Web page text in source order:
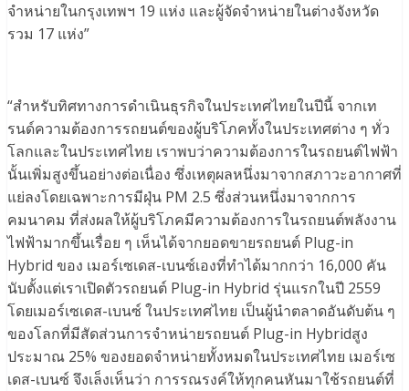
จำหน่ายในกรุงเทพฯ 19 แห่ง และผู้จัดจำหน่ายในต่างจังหวัด
รวม 17 แห่ง”
“สำหรับทิศทางการดำเนินธุรกิจในประเทศไทยในปีนี้ จากเท
รนด์ความต้องการรถยนต์ของผู้บริโภคทั้งในประเทศต่าง ๆ ทั่ว
โลกและในประเทศไทย เราพบว่าความต้องการในรถยนต์ไฟฟ้า
นั้นเพิ่มสูงขึ้นอย่างต่อเนื่อง ซึ่งเหตุผลหนึ่งมาจากสภาวะอากาศที่
แย่ลงโดยเฉพาะการมีฝุ่น PM 2.5 ซึ่งส่วนหนึ่งมาจากการ
คมนาคม ที่ส่งผลให้ผู้บริโภคมีความต้องการในรถยนต์พลังงาน
ไฟฟ้ามากขึ้นเรื่อย ๆ เห็นได้จากยอดขายรถยนต์ Plug-in
Hybrid ของ เมอร์เซเดส-เบนซ์เองที่ทำได้มากกว่า 16,000 คัน
นับตั้งแต่เราเปิดตัวรถยนต์ Plug-in Hybrid รุ่นแรกในปี 2559
โดยเมอร์เซเดส-เบนซ์ ในประเทศไทย เป็นผู้นำตลาดอันดับต้น ๆ
ของโลกที่มีสัดส่วนการจำหน่ายรถยนต์ Plug-in Hybridสูง
ประมาณ 25% ของยอดจำหน่ายทั้งหมดในประเทศไทย เมอร์เซ
เดส-เบนซ์ จึงเล็งเห็นว่า การรณรงค์ให้ทุกคนหันมาใช้รถยนต์ที่